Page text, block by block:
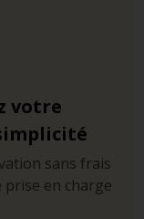
votre
sans frais
prise en charge